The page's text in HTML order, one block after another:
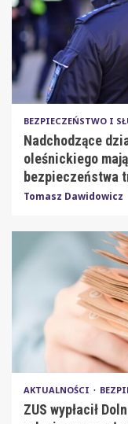
BEZPIECZEŃSTWO I
Nadchodzące
oleśnickiego
bezpieczeństwa
Tomasz Dawidowicz
AKTUALNOŚCI
ZUS wypłacił